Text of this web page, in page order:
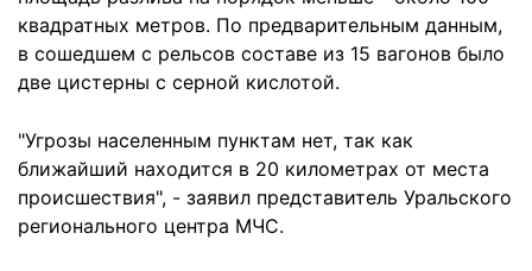
квадратных метров. По предварительным данным,
в сошедшем с рельсов составе из 15 вагонов было
две цистерны с серной кислотой.
"Угрозы населенным пунктам нет, так как
ближайший находится в 20 километрах от места
происшествия", - заявил представитель Уральского
регионального центра МЧС.